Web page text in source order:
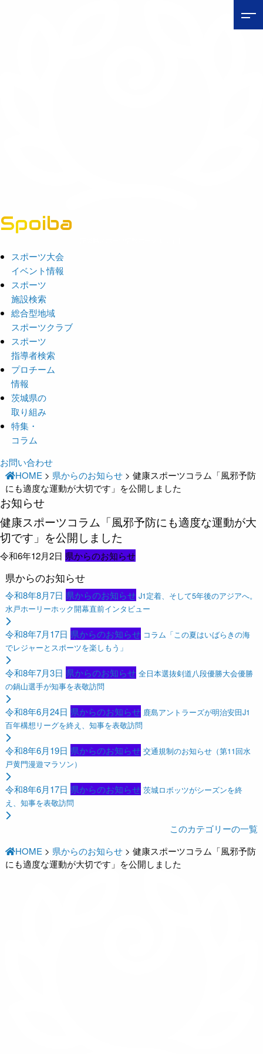
Spoiba
スポーツ大会
イベント情報
スポーツ
施設検索
総合型地域
スポーツクラブ
スポーツ
指導者検索
プロチーム
情報
茨城県の
取り組み
特集・
コラム
お問い合わせ
HOME > 県からのお知らせ >健康スポーツコラム「風邪予防
にも適度な運動が大切です」を公開しました
お知らせ
健康スポーツコラム「風邪予防にも適度な運動が大
切です」を公開しました
令和6年12月2日 県からのお知らせ
県からのお知らせ
令和8年8月7日 県からのお知らせ J1定着、そして5年後のアジアへ。
水戸ホーリーホック開幕直前インタビュー
令和8年7月17日 県からのお知らせ コラム「この夏はいばらきの海
でレジャーとスポーツを楽しもう」
令和8年7月3日 県からのお知らせ 全日本選抜剣道八段優勝大会優勝
の鍋山選手が知事を表敬訪問
令和8年6月24日 県からのお知らせ 鹿島アントラーズが明治安田J1
百年構想リーグを終え、知事を表敬訪問
令和8年6月19日 県からのお知らせ 交通規制のお知らせ（第11回水
戸黄門漫遊マラソン）
令和8年6月17日 県からのお知らせ 茨城ロボッツがシーズンを終
え、知事を表敬訪問
このカテゴリーの一覧
HOME > 県からのお知らせ >健康スポーツコラム「風邪予防
にも適度な運動が大切です」を公開しました